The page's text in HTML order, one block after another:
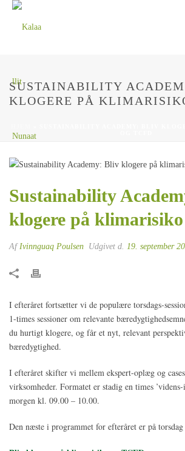
SUSTAINABILITY
KLOGERE PÅ
Sustainability
klogere på
AfIvinnguaq Poulsen Udgivet d. 19. september
I efteråret fortsætter vi de populære torsdags-
1-times sessioner om relevante
du hurtigt klogere, og får et nyt, relevant
bæredygtighed.
I efteråret skifter vi mellem ekspert-oplæg og
virksomheder. Formatet er stadig en times
morgen kl. 09.00 – 10.00.
Den næste i programmet for efteråret er på